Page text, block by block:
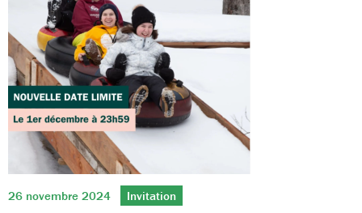
26 novembre 2024 Invitation